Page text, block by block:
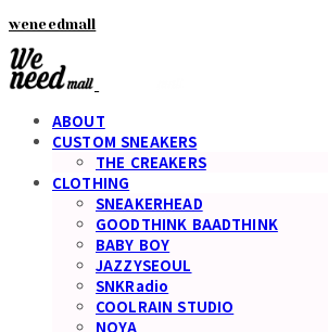
weneedmall
ABOUT
CUSTOM SNEAKERS
THE CREAKERS
CLOTHING
SNEAKERHEAD
GOODTHINK BAADTHINK
BABY BOY
JAZZYSEOUL
SNKRadio
COOLRAIN STUDIO
NOYA